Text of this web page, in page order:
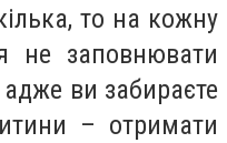
то на кожну
не заповнювати
адже ви забираєте
– отримати